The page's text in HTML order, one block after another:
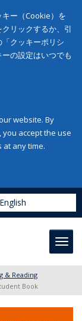
ー（Cookie）を
リックするか、引
クッキーポリシ
の設定はいつでも
website. By
accept the use
at any time.
English
& Reading
Book